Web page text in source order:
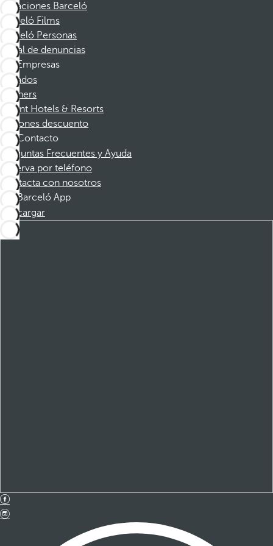
Vacaciones Barceló
Barceló Films
Barceló Personas
Canal de denuncias
Empresas
Afiliados
Partners
Dorint Hotels & Resorts
Cupones descuento
Contacto
Preguntas Frecuentes y Ayuda
Reserva por teléfono
Contacta con nosotros
Barceló App
Descargar